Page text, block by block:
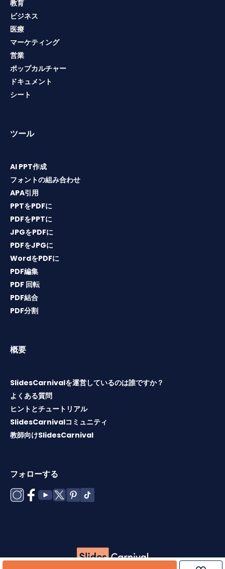
教育
ビジネス
医療
マーケティング
営業
ポップカルチャー
ドキュメント
シート
ツール
AI PPT作成
フォントの組み合わせ
APA引用
PPTをPDFに
PDFをPPTに
JPGをPDFに
PDFをJPGに
WordをPDFに
PDF編集
PDF 回転
PDF結合
PDF分割
概要
SlidesCarnivalを運営しているのは誰ですか？
よくある質問
ヒントとチュートリアル
SlidesCarnivalコミュニティ
教師向けSlidesCarnival
フォローする